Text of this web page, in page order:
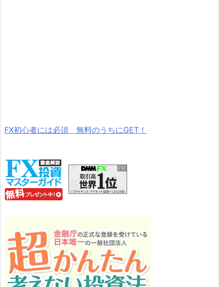
FX初心者には必須 無料のうちにGET！